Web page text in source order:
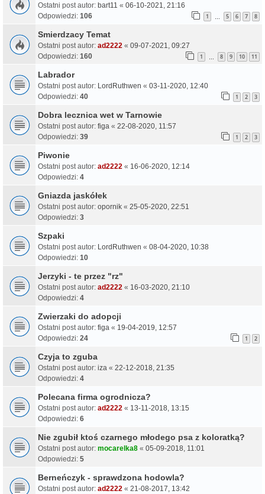
Ostatni post autor: bart11 « 06-10-2021, 21:16
Odpowiedzi: 106 1 5 6 7 8
Smierdzacy Temat
Ostatni post autor: ad2222 « 09-07-2021, 09:27
Odpowiedzi: 160 1 8 9 10 11
Labrador
Ostatni post autor: LordRuthwen « 03-11-2020, 12:40
Odpowiedzi: 40 1 2 3
Dobra lecznica wet w Tarnowie
Ostatni post autor: figa « 22-08-2020, 11:57
Odpowiedzi: 39 1 2 3
Piwonie
Ostatni post autor: ad2222 « 16-06-2020, 12:14
Odpowiedzi: 4
Gniazda jaskółek
Ostatni post autor: opornik « 25-05-2020, 22:51
Odpowiedzi: 3
Szpaki
Ostatni post autor: LordRuthwen « 08-04-2020, 10:38
Odpowiedzi: 10
Jerzyki - te przez "rz"
Ostatni post autor: ad2222 « 16-03-2020, 21:10
Odpowiedzi: 4
Zwierzaki do adopcji
Ostatni post autor: figa « 19-04-2019, 12:57
Odpowiedzi: 24 1 2
Czyja to zguba
Ostatni post autor: iza « 22-12-2018, 21:35
Odpowiedzi: 4
Polecana firma ogrodnicza?
Ostatni post autor: ad2222 « 13-11-2018, 13:15
Odpowiedzi: 6
Nie zgubił ktoś czarnego młodego psa z koloratką?
Ostatni post autor: mocarelka8 « 05-09-2018, 11:01
Odpowiedzi: 5
Berneńczyk - sprawdzona hodowla?
Ostatni post autor: ad2222 « 21-08-2017, 13:42